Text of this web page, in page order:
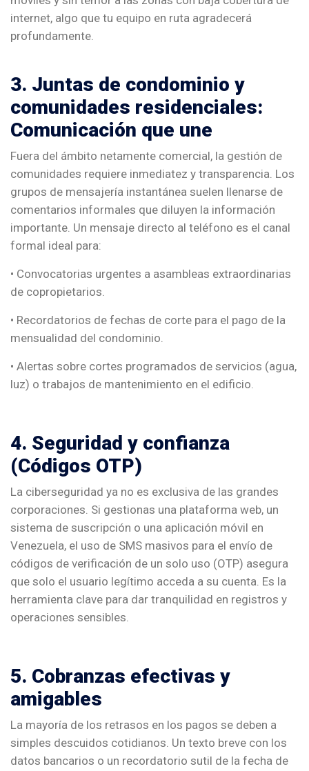
internet, algo que tu equipo en ruta agradecerá
profundamente.
3. Juntas de condominio y
comunidades residenciales:
Comunicación que une
Fuera del ámbito netamente comercial, la gestión de
comunidades requiere inmediatez y transparencia. Los
grupos de mensajería instantánea suelen llenarse de
comentarios informales que diluyen la información
importante. Un mensaje directo al teléfono es el canal
formal ideal para:
• Convocatorias urgentes a asambleas extraordinarias
de copropietarios.
• Recordatorios de fechas de corte para el pago de la
mensualidad del condominio.
• Alertas sobre cortes programados de servicios (agua,
luz) o trabajos de mantenimiento en el edificio.
4. Seguridad y confianza
(Códigos OTP)
La ciberseguridad ya no es exclusiva de las grandes
corporaciones. Si gestionas una plataforma web, un
sistema de suscripción o una aplicación móvil en
Venezuela, el uso de SMS masivos para el envío de
códigos de verificación de un solo uso (OTP) asegura
que solo el usuario legítimo acceda a su cuenta. Es la
herramienta clave para dar tranquilidad en registros y
operaciones sensibles.
5. Cobranzas efectivas y
amigables
La mayoría de los retrasos en los pagos se deben a
simples descuidos cotidianos. Un texto breve con los
datos bancarios o un recordatorio sutil de la fecha de